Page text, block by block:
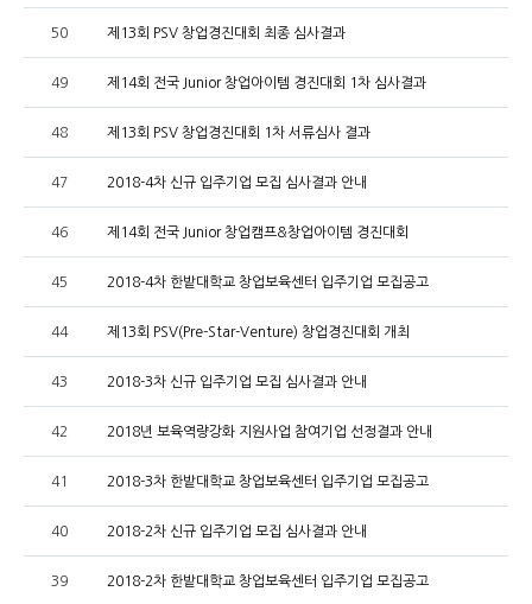
50 제13회 PSV 창업경진대회 최종 심사결과
49 제14회 전국 Junior 창업아이템 경진대회 1차 심사결과
48 제13회 PSV 창업경진대회 1차 서류심사 결과
47 2018-4차 신규 입주기업 모집 심사결과 안내
46 제14회 전국 Junior 창업캠프&창업아이템 경진대회
45 2018-4차 한밭대학교 창업보육센터 입주기업 모집공고
44 제13회 PSV(Pre-Star-Venture) 창업경진대회 개최
43 2018-3차 신규 입주기업 모집 심사결과 안내
42 2018년 보육역량강화 지원사업 참여기업 선정결과 안내
41 2018-3차 한밭대학교 창업보육센터 입주기업 모집공고
40 2018-2차 신규 입주기업 모집 심사결과 안내
39 2018-2차 한밭대학교 창업보육센터 입주기업 모집공고